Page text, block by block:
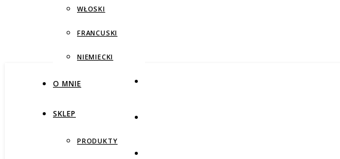
WŁOSKI
FRANCUSKI
NIEMIECKI
O MNIE
SKLEP
PRODUKTY